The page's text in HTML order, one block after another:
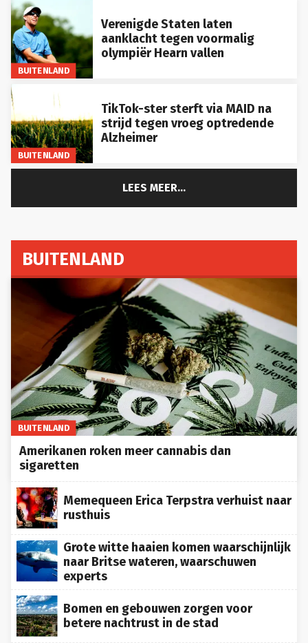
BUITENLAND
Verenigde Staten laten
aanklacht tegen voormalig
olympiër Hearn vallen
BUITENLAND
TikTok-ster sterft via MAID na
strijd tegen vroeg optredende
Alzheimer
LEES MEER...
BUITENLAND
BUITENLAND
Amerikanen roken meer cannabis dan
sigaretten
Memequeen Erica Terpstra verhuist naar
rusthuis
Grote witte haaien komen waarschijnlijk
naar Britse wateren, waarschuwen
experts
Bomen en gebouwen zorgen voor
betere nachtrust in de stad